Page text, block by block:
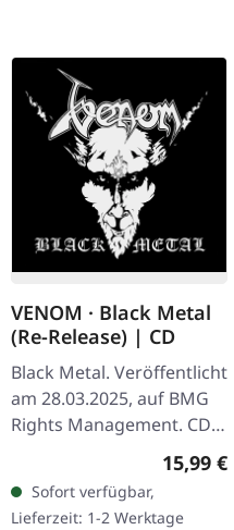
VENOM · Black Metal
(Re-Release) | CD
Black Metal. Veröffentlicht
am 28.03.2025, auf BMG
Rights Management. CD
im Jewelcase. Remastered
2019 Edition mit Bonus-
Tracks inklusive Radio 1…
15,99 €
Sofort verfügbar,
Lieferzeit: 1-2 Werktage